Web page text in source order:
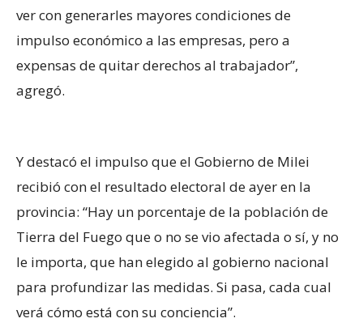
ver con generarles mayores condiciones de
impulso económico a las empresas, pero a
expensas de quitar derechos al trabajador”,
agregó.
Y destacó el impulso que el Gobierno de Milei
recibió con el resultado electoral de ayer en la
provincia: “Hay un porcentaje de la población de
Tierra del Fuego que o no se vio afectada o sí, y no
le importa, que han elegido al gobierno nacional
para profundizar las medidas. Si pasa, cada cual
verá cómo está con su conciencia”.